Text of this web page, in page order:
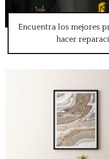
Encuentra los mejores
hacer